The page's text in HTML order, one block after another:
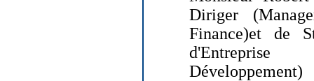
Diriger
Finance)et de
Développement)